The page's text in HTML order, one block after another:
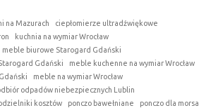
na Mazurach
ciepłomierze ultradźwiękowe
kuchnia na wymiar Wrocław
meble biurowe Starogard Gdański
Gdański
meble kuchenne na wymiar Wrocław
meble na wymiar Wrocław
odpadów niebezpiecznych Lublin
kosztów ponczo bawełniane ponczo dla morsa